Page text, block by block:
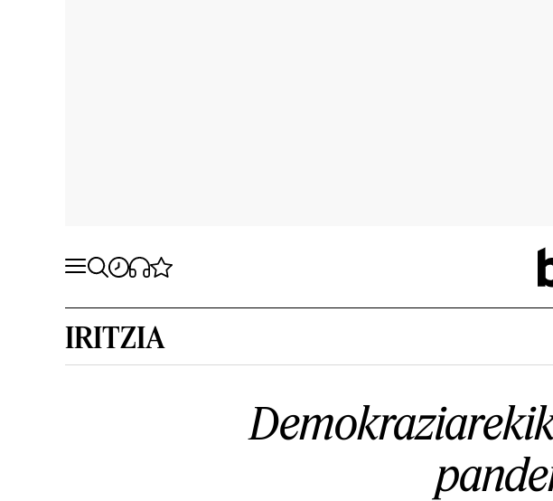
IRITZIA